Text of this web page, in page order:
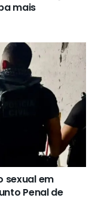
mais
sexual em
Penal de